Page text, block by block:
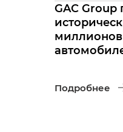
GAC Group
Подробнее